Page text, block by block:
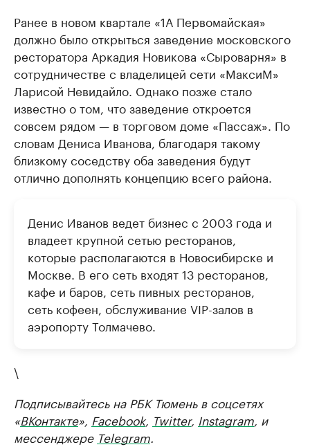
Ранее в новом квартале «1А Первомайская»
должно было открыться заведение московского
ресторатора Аркадия Новикова «Сыроварня» в
сотрудничестве с владелицей сети «МаксиМ»
Ларисой Невидайло. Однако позже стало
известно о том, что заведение откроется
совсем рядом — в торговом доме «Пассаж». По
словам Дениса Иванова, благодаря такому
близкому соседству оба заведения будут
отлично дополнять концепцию всего района.
Денис Иванов ведет бизнес с 2003 года и
владеет крупной сетью ресторанов,
которые располагаются в Новосибирске и
Москве. В его сеть входят 13 ресторанов,
кафе и баров, сеть пивных ресторанов,
сеть кофеен, обслуживание VIP-залов в
аэропорту Толмачево.
\
Подписывайтесь на РБК Тюмень в соцсетях
«ВКонтакте», Facebook, Twitter, Instagram, и
мессенджере Telegram.